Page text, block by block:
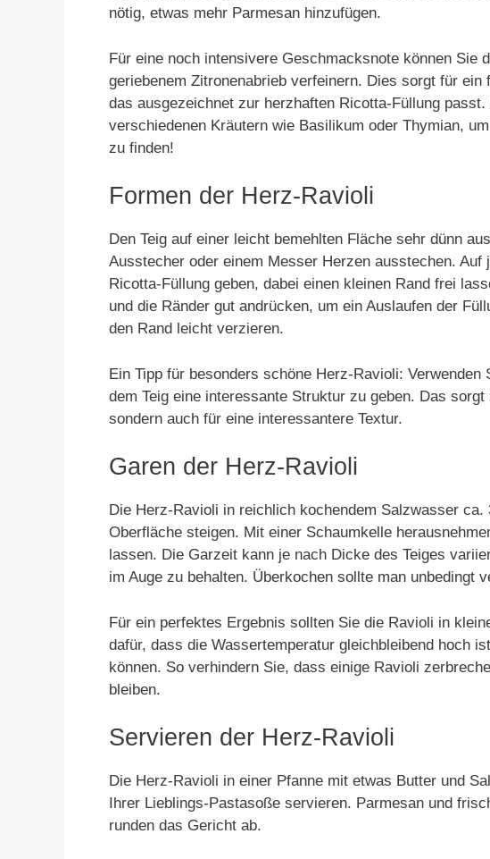
nötig, etwas mehr Parmesan hinzufügen.
Für eine noch intensivere Geschmacksnote können Sie
geriebenem Zitronenabrieb verfeinern. Dies sorgt für
das ausgezeichnet zur herzhaften Ricotta-Füllung
verschiedenen Kräutern wie Basilikum oder Thymian,
zu finden!
Formen der Herz-Ravioli
Den Teig auf einer leicht bemehlten Fläche sehr dünn
Ausstecher oder einem Messer Herzen ausstechen. Auf
Ricotta-Füllung geben, dabei einen kleinen Rand frei
und die Ränder gut andrücken, um ein Auslaufen der
den Rand leicht verzieren.
Ein Tipp für besonders schöne Herz-Ravioli: Verwenden
dem Teig eine interessante Struktur zu geben. Das
sondern auch für eine interessantere Textur.
Garen der Herz-Ravioli
Die Herz-Ravioli in reichlich kochendem Salzwasser
Oberfläche steigen. Mit einer Schaumkelle
lassen. Die Garzeit kann je nach Dicke des Teiges
im Auge zu behalten. Überkochen sollte man unbedingt
Für ein perfektes Ergebnis sollten Sie die Ravioli in
dafür, dass die Wassertemperatur gleichbleibend hoch
können. So verhindern Sie, dass einige Ravioli
bleiben.
Servieren der Herz-Ravioli
Die Herz-Ravioli in einer Pfanne mit etwas Butter und
Ihrer Lieblings-Pastasoße servieren. Parmesan und
runden das Gericht ab.